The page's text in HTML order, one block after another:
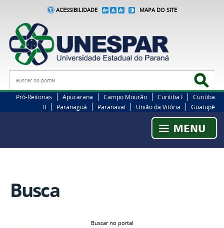
ACESSIBILIDADE MAPA DO SITE
Busca
Pró-Reitorias Apucarana Campo Mourão Curitiba I
Curitiba
II
Paranaguá Paranavaí União da Vitória Guatupê
Busca
Buscar no portal